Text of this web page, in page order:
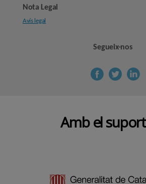
Nota Legal
Avís legal
Segueix-nos
Amb el